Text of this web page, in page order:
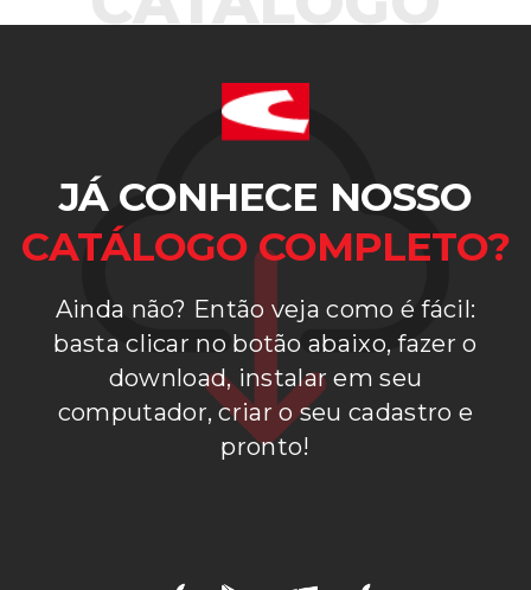
JÁ CONHECE NOSSO
CATÁLOGO COMPLETO?
Ainda não? Então veja como é fácil:
basta clicar no botão abaixo, fazer o
download, instalar em seu
computador, criar o seu cadastro e
pronto!